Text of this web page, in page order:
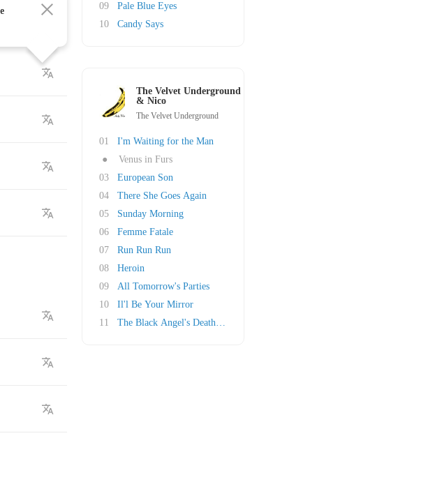
09
Pale Blue Eyes
10
Candy Says
The Velvet Underground
& Nico
The Velvet Underground
01
I'm Waiting for the Man
●
Venus in Furs
03
European Son
04
There She Goes Again
05
Sunday Morning
06
Femme Fatale
07
Run Run Run
08
Heroin
09
All Tomorrow's Parties
10
Il'l Be Your Mirror
11
The Black Angel's Death Song